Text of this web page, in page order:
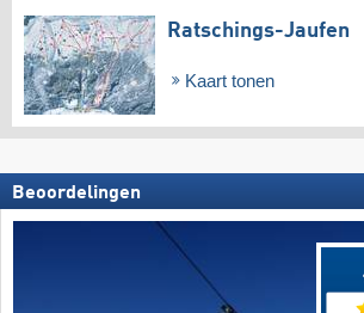
Ratschings-Jaufen
Kaart tonen
Beoordelingen